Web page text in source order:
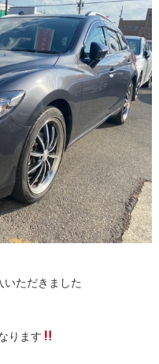
いただきました
ります